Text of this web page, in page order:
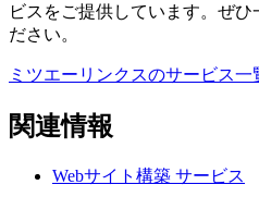
ビスをご提供しています。ぜひ
ださい。
ミツエーリンクスのサービス一
関連情報
Webサイト構築 サービス